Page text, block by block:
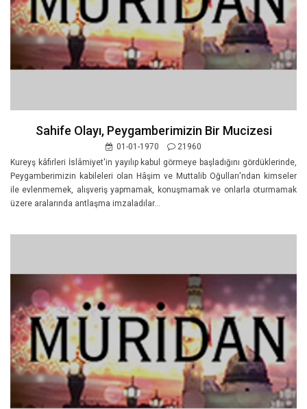
Sahife Olayı, Peygamberimizin Bir Mucizesi
01-01-1970
21960
Kureyş kâfirleri İslâmiyet'in yayılıp kabul görmeye başladığını gördüklerin­de,
Peygamberimizin kabileleri olan Hâşim ve Muttalib Oğulları'ndan kim­seler
ile evlenmemek, alışveriş yapmamak, konuşmamak ve onlarla oturmamak
üzere aralarında antlaşma imzaladılar...